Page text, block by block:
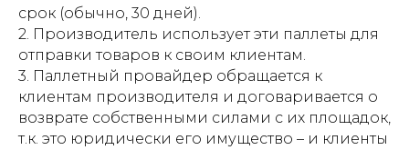
срок (обычно, 30 дней).
2. Производитель использует эти паллеты для
отправки товаров к своим клиентам.
3. Паллетный провайдер обращается к
клиентам производителя и договаривается о
возврате собственными силами с их площадок,
т.к. это юридически его имущество – и клиенты